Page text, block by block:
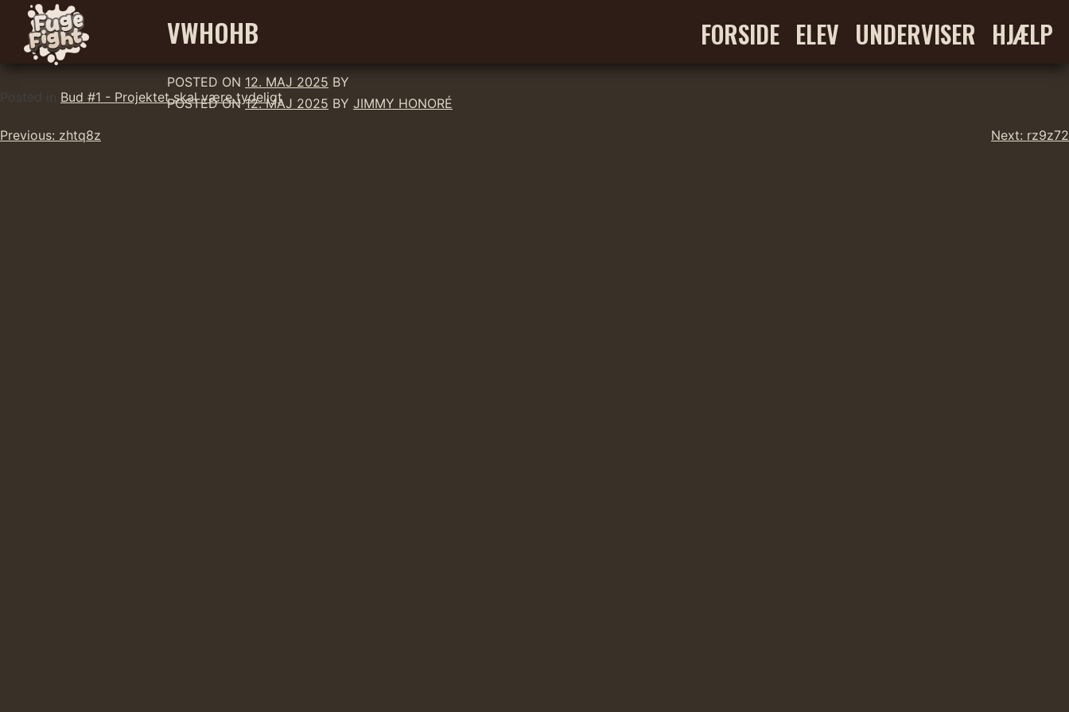
Skip
content
VWHOHB
POSTED ON 12. MAJ 2025 BY
FORSIDE ELEV UNDERVISER HJÆLP
POSTED ON12. MAJ 2025 BY JIMMY HONORÉ
Posted in Bud #1 - Projektet skal være tydeligt
Indlægsnavigation
Previous: zhtq8z Next: rz9z72